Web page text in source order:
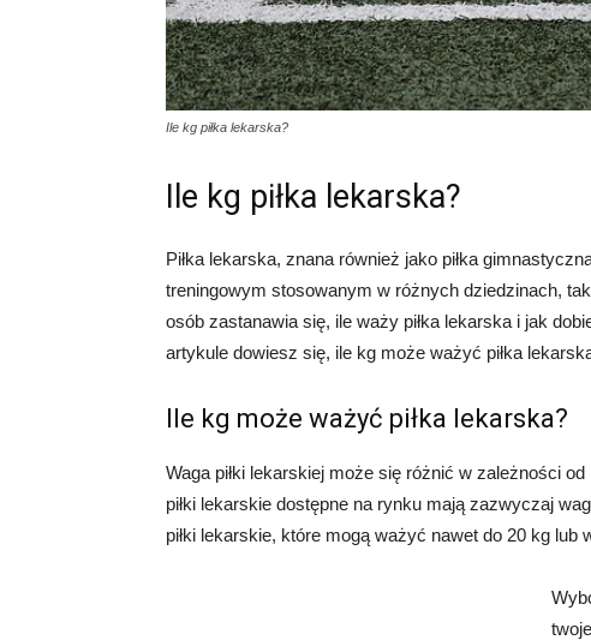
Ile kg piłka lekarska?
Ile kg piłka lekarska?
Piłka lekarska, znana również jako piłka
treningowym stosowanym w różnych dziedzinach,
osób zastanawia się, ile waży piłka lekarska i jak
artykule dowiesz się, ile kg może ważyć piłka
Ile kg może ważyć piłka lekarska?
Waga piłki lekarskiej może się różnić w zależności
piłki lekarskie dostępne na rynku mają zazwyczaj
piłki lekarskie, które mogą ważyć nawet do 20 kg lub